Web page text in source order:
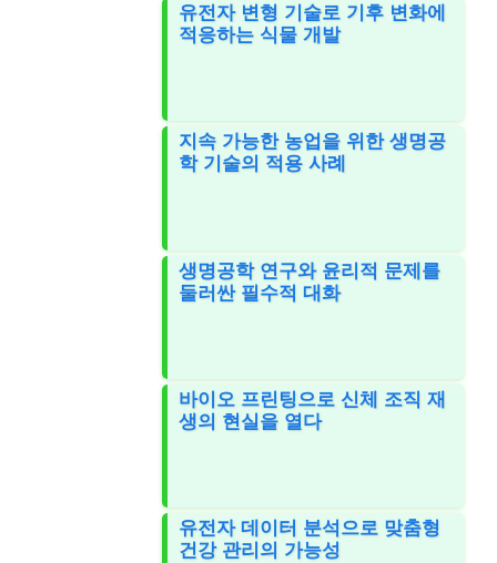
유전자 변형 기술로 기후 변화에
적응하는 식물 개발
지속 가능한 농업을 위한 생명공
학 기술의 적용 사례
생명공학 연구와 윤리적 문제를
둘러싼 필수적 대화
바이오 프린팅으로 신체 조직 재
생의 현실을 열다
유전자 데이터 분석으로 맞춤형
건강 관리의 가능성